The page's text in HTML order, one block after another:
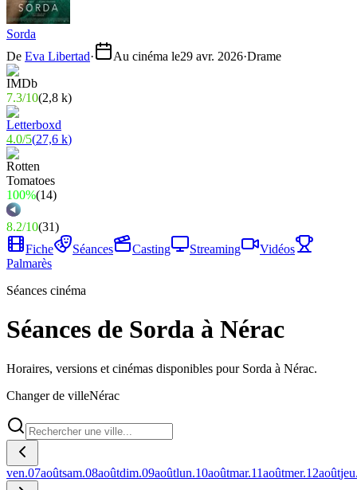
Sorda
De Eva Libertad· Au cinéma le29 avr. 2026·Drame
7.3/10(2,8 k)
4.0/5(27,6 k)
100%(14)
8.2/10(31)
Fiche
Séances Casting Streaming
Vidéos
Palmarès
Séances cinéma
Séances de Sorda à Nérac
Horaires, versions et cinémas disponibles pour Sorda à Nérac.
Changer de villeNérac
ven.07aoûtsam.08aoûtdim.09aoûtlun.10aoûtmar.11aoûtmer.12août